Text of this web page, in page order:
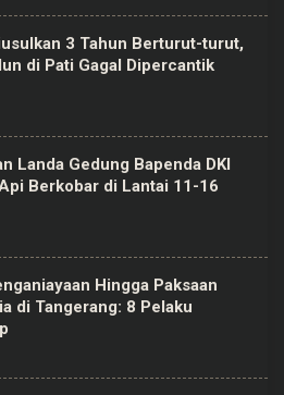
3 Tahun Berturut-turut,
di Pati Gagal Dipercantik
Landa Gedung Bapenda DKI
Berkobar di Lantai 11-16
Hingga Paksaan
di Tangerang: 8 Pelaku